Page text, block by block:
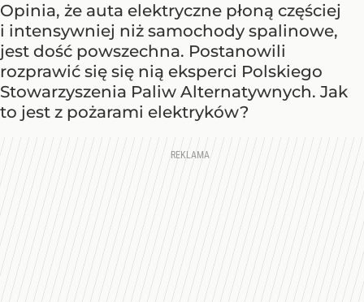
Opinia, że auta elektryczne płoną częściej
i intensywniej niż samochody spalinowe,
jest dość powszechna. Postanowili
rozprawić się się nią eksperci Polskiego
Stowarzyszenia Paliw Alternatywnych. Jak
to jest z pożarami elektryków?